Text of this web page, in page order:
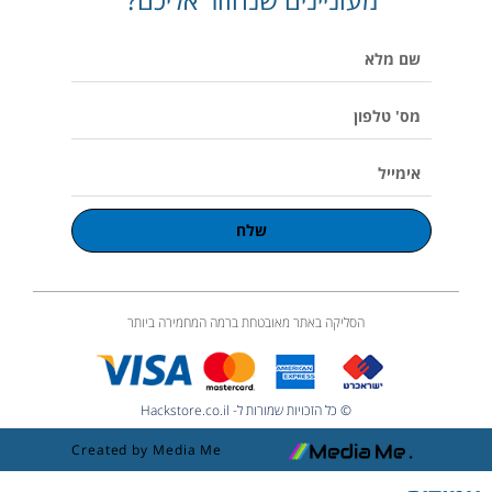
p
v
m
o
p
שלח
הסליקה באתר מאובטחת ברמה המחמירה ביותר
© כל הזכויות שמורות ל- Hackstore.co.il
Created by Media Me